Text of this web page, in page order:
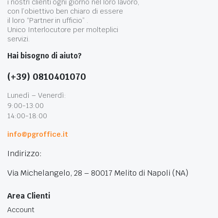
i nostri clienti ogni giorno nel loro lavoro,
con l’obiettivo ben chiaro di essere
il loro “Partner in ufficio” .
Unico Interlocutore per molteplici
servizi.
Hai bisogno di aiuto?
(+39) 0810401070
Lunedì – Venerdì:
9:00-13:00
14:00-18:00
info@pgroffice.it
Indirizzo:
Via Michelangelo, 28 – 80017 Melito di Napoli (NA)
Area Clienti
Account